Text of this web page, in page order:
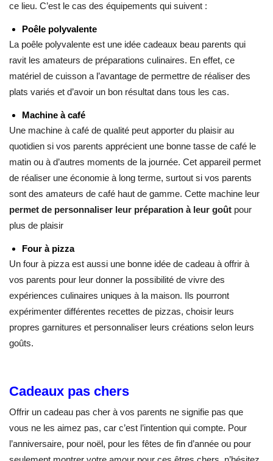
ce lieu. C’est le cas des équipements qui suivent :
Poêle polyvalente
La poêle polyvalente est une idée cadeaux beau parents qui
ravit les amateurs de préparations culinaires. En effet, ce
matériel de cuisson a l’avantage de permettre de réaliser des
plats variés et d’avoir un bon résultat dans tous les cas.
Machine à café
Une machine à café de qualité peut apporter du plaisir au
quotidien si vos parents apprécient une bonne tasse de café le
matin ou à d’autres moments de la journée. Cet appareil permet
de réaliser une économie à long terme, surtout si vos parents
sont des amateurs de café haut de gamme. Cette machine leur
permet de personnaliser leur préparation à leur goût pour
plus de plaisir
Four à pizza
Un four à pizza est aussi une bonne idée de cadeau à offrir à
vos parents pour leur donner la possibilité de vivre des
expériences culinaires uniques à la maison. Ils pourront
expérimenter différentes recettes de pizzas, choisir leurs
propres garnitures et personnaliser leurs créations selon leurs
goûts.
Cadeaux pas chers
Offrir un cadeau pas cher à vos parents ne signifie pas que
vous ne les aimez pas, car c’est l’intention qui compte. Pour
l’anniversaire, pour noël, pour les fêtes de fin d’année ou pour